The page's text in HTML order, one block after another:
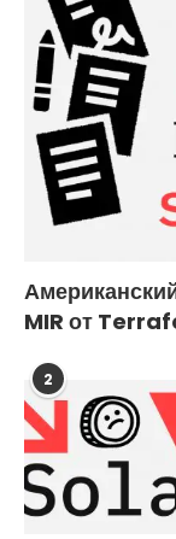
MIR от
2